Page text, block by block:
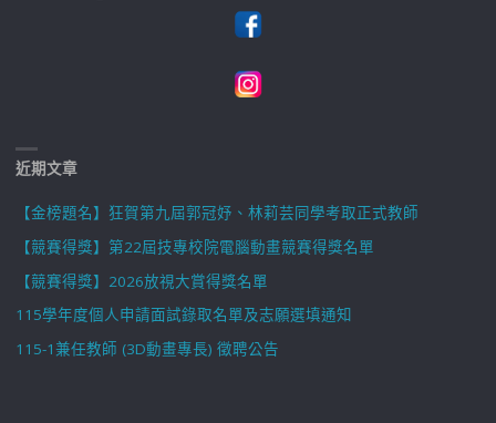
近期文章
【金榜題名】狂賀第九屆郭冠妤、林莉芸同學考取正式教師
【競賽得獎】第22屆技專校院電腦動畫競賽得獎名單
【競賽得獎】2026放視大賞得獎名單
115學年度個人申請面試錄取名單及志願選填通知
115-1兼任教師 (3D動畫專長) 徵聘公告